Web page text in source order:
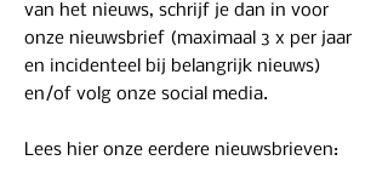
van het nieuws, schrijf je dan in voor
onze nieuwsbrief (maximaal 3 x per jaar
en incidenteel bij belangrijk nieuws)
en/of volg onze social media.
Lees hier onze eerdere nieuwsbrieven: